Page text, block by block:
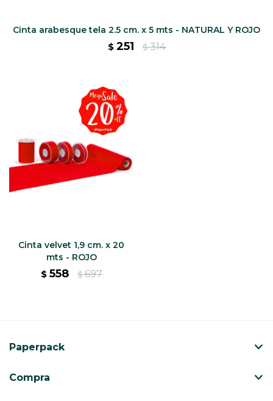
Cinta arabesque tela 2.5 cm. x 5 mts - NATURAL Y ROJO
$ 251 $ 314
Cinta velvet 1,9 cm. x 20
mts - ROJO
$ 558 $ 697
Paperpack
Compra